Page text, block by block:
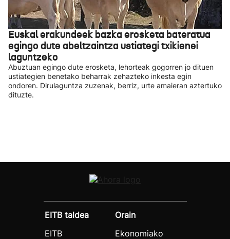
Euskal erakundeek bazka erosketa bateratua
egingo dute abeltzaintza ustiategi txikienei
laguntzeko
Abuztuan egingo dute erosketa, lehorteak gogorren jo dituen
ustiategien benetako beharrak zehazteko inkesta egin
ondoren. Dirulaguntza zuzenak, berriz, urte amaieran aztertuko
dituzte.
EITB taldea
EITB
Orain
Ekonomiako